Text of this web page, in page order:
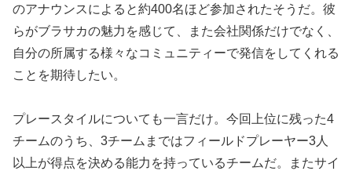
のアナウンスによると約400名ほど参加されたそうだ。彼
らがブラサカの魅力を感じて、また会社関係だけでなく、
自分の所属する様々なコミュニティーで発信をしてくれる
ことを期待したい。
プレースタイルについても一言だけ。今回上位に残った4
チームのうち、3チームまではフィールドプレーヤー3人
以上が得点を決める能力を持っているチームだ。またサイ